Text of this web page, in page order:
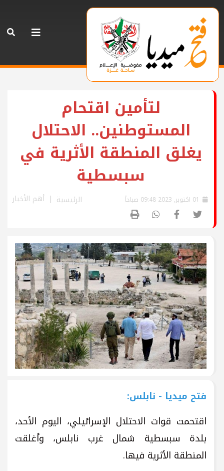
لتأمين اقتحام
المستوطنين.. الاحتلال
يغلق المنطقة الأثرية في
سبسطية
الرئيسية أهم الأخبار
فتح ميديا - نابلس:
اقتحمت قوات الاحتلال الإسرائيلي، اليوم الأحد،
بلدة سبسطية شمال غرب نابلس، وأغلقت
المنطقة الأثرية فيها.